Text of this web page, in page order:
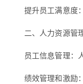
提升员工满意度
二、人力资源管
员工信息管理：
绩效管理和激励